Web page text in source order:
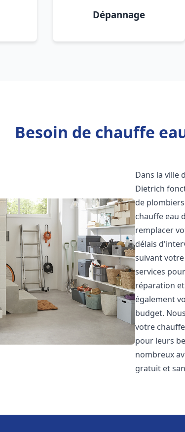
Dépannage
Besoin de chauffe
Dans la ville
Dietrich
de
chauffe eau
remplacer
délais
suivant
services
réparation
également
budget.
votre
pour leurs
nombreux
gratuit et